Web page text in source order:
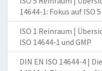
14644-1: Fokus auf ISO
ISO 1 Reinraum |
ISO 14644-1 und GMP
DIN EN ISO 14644-4 |